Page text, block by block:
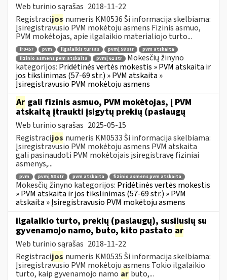
Web turinio sąrašas 2018-11-22
Registracijos numeris KM0536 Ši informacija skelbiama:
Įsiregistravusio PVM mokėtoju asmens Fizinis asmuo,
PVM mokėtojas, apie ilgalaikio materialiojo turto...
fr0457 pvm ilgalaikis turtas pvmį 58 str
pvm atskaita
fizinio asmens pvm atskaita
pvmį 61 str
Mokesčių žinyno
kategorijos: Pridėtinės vertės mokestis » PVM atskaita ir
jos tikslinimas (57-69 str.) » PVM atskaita »
Įsiregistravusio PVM mokėtoju asmens
Ar gali fizinis asmuo, PVM mokėtojas, į PVM
atskaitą įtraukti įsigytų prekių (paslaugų
Web turinio sąrašas 2025-05-15
Registracijos numeris KM0533 Ši informacija skelbiama:
Įsiregistravusio PVM mokėtoju asmens PVM atskaita
gali pasinaudoti PVM mokėtojais įsiregistravę fiziniai
asmenys,...
pvm pvmį 58 str pvm atskaita fizinio asmens pvm atskaita
Mokesčių žinyno kategorijos: Pridėtinės vertės mokestis
» PVM atskaita ir jos tikslinimas (57-69 str.) » PVM
atskaita » Įsiregistravusio PVM mokėtoju asmens
ilgalaikio turto, prekių (paslaugų), susijusių su
gyvenamojo namo, buto, kito pastato ar
Web turinio sąrašas 2018-11-22
Registracijos numeris KM0535 Ši informacija skelbiama:
Įsiregistravusio PVM mokėtoju asmens Tokio ilgalaikio
turto, kaip gyvenamojo namo ar buto,...